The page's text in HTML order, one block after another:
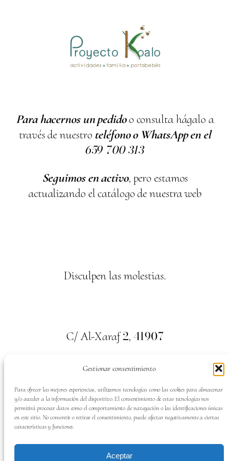
Gestionar consentimiento
Para ofrecer las mejores experiencias, utilizamos tecnologías como las cookies para almacenar
y/o acceder a la información del dispositivo. El consentimiento de estas tecnologías nos
permitirá procesar datos como el comportamiento de navegación o las identificaciones únicas
en este sitio. No consentir o retirar el consentimiento, puede afectar negativamente a ciertas
características y funciones.
Aceptar
Para hacernos un pedidoo consulta hágalo a
través de nuestro teléfono o WhatsApp en el
659 700313
Seguimos en activo, pero estamos
actualizando el catálogo de nuestra web
Disculpen las molestias.
C/ Al-Xaraf2, 41907
Valencina de la Concepción. Sevilla
Tel:659700313
SÍGUENOS EN: